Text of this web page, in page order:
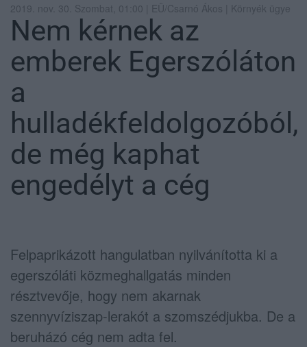
2019. nov. 30. Szombat, 01:00 | EÜ/Csarnó Ákos | Környék ügye
Nem kérnek az
emberek Egerszóláton
a
hulladékfeldolgozóból,
de még kaphat
engedélyt a cég
Felpaprikázott hangulatban nyilvánította ki a
egerszóláti közmeghallgatás minden
résztvevője, hogy nem akarnak
szennyvíziszap-lerakót a szomszédjukba. De a
beruházó cég nem adta fel.